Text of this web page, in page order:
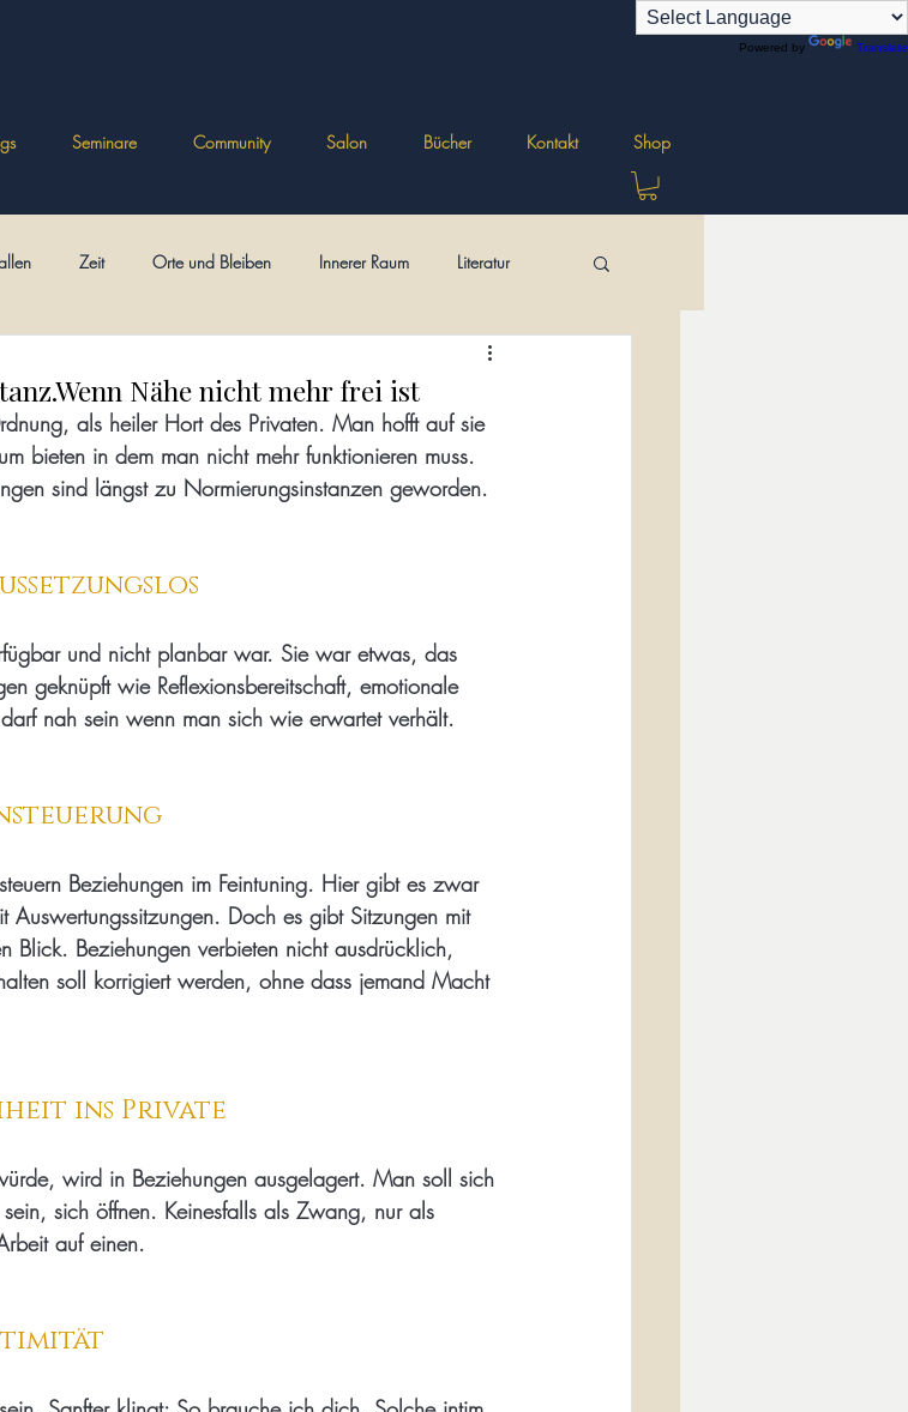
Powered by Translate
Seminare Community Salon Bücher Kontakt Shop
Zeit Orte und Bleiben Innerer Raum Literatur
Posttraumatische Spiritualität Minitexte
Nähe nicht mehr frei ist
als heiler Hort des Privaten. Man hofft auf sie
bieten in dem man nicht mehr funktionieren muss.
sind längst zu Normierungsinstanzen geworden.
und nicht planbar war. Sie war etwas, das
geknüpft wie Reflexionsbereitschaft, emotionale
nah sein wenn man sich wie erwartet verhält.
Beziehungen im Feintuning. Hier gibt es zwar
Auswertungssitzungen. Doch es gibt Sitzungen mit
Blick. Beziehungen verbieten nicht ausdrücklich,
soll korrigiert werden, ohne dass jemand Macht
ins Private
wird in Beziehungen ausgelagert. Man soll sich
sich öffnen. Keinesfalls als Zwang, nur als
auf einen.